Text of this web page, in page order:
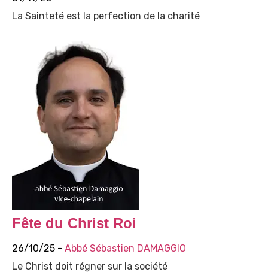
La Sainteté est la perfection de la charité
Fête du Christ Roi
26/10/25 - Abbé Sébastien DAMAGGIO
Le Christ doit régner sur la société